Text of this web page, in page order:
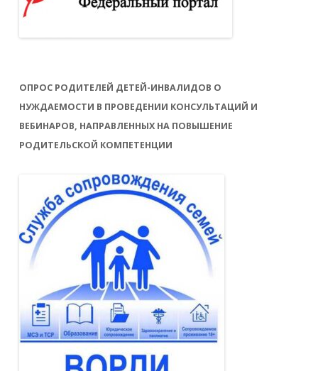
ОПРОС РОДИТЕЛЕЙ ДЕТЕЙ-ИНВАЛИДОВ О
НУЖДАЕМОСТИ В ПРОВЕДЕНИИ КОНСУЛЬТАЦИЙ И
ВЕБИНАРОВ, НАПРАВЛЕННЫХ НА ПОВЫШЕНИЕ
РОДИТЕЛЬСКОЙ КОМПЕТЕНЦИИ